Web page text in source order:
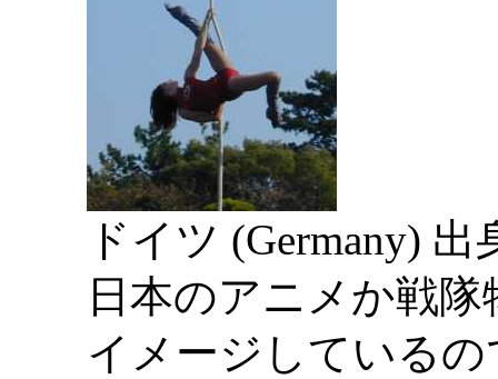
ドイツ (Germany)
日本のアニメか戦
イメージしている